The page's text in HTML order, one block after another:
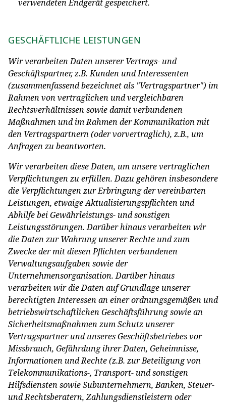
verwendeten Endgerät gespeichert.
GESCHÄFTLICHE LEISTUNGEN
Wir verarbeiten Daten unserer Vertrags- und
Geschäftspartner, z.B. Kunden und Interessenten
(zusammenfassend bezeichnet als "Vertragspartner") im
Rahmen von vertraglichen und vergleichbaren
Rechtsverhältnissen sowie damit verbundenen
Maßnahmen und im Rahmen der Kommunikation mit
den Vertragspartnern (oder vorvertraglich), z.B., um
Anfragen zu beantworten.
Wir verarbeiten diese Daten, um unsere vertraglichen
Verpflichtungen zu erfüllen. Dazu gehören insbesondere
die Verpflichtungen zur Erbringung der vereinbarten
Leistungen, etwaige Aktualisierungspflichten und
Abhilfe bei Gewährleistungs- und sonstigen
Leistungsstörungen. Darüber hinaus verarbeiten wir
die Daten zur Wahrung unserer Rechte und zum
Zwecke der mit diesen Pflichten verbundenen
Verwaltungsaufgaben sowie der
Unternehmensorganisation. Darüber hinaus
verarbeiten wir die Daten auf Grundlage unserer
berechtigten Interessen an einer ordnungsgemäßen und
betriebswirtschaftlichen Geschäftsführung sowie an
Sicherheitsmaßnahmen zum Schutz unserer
Vertragspartner und unseres Geschäftsbetriebes vor
Missbrauch, Gefährdung ihrer Daten, Geheimnisse,
Informationen und Rechte (z.B. zur Beteiligung von
Telekommunikations-, Transport- und sonstigen
Hilfsdiensten sowie Subunternehmern, Banken, Steuer-
und Rechtsberatern, Zahlungsdienstleistern oder